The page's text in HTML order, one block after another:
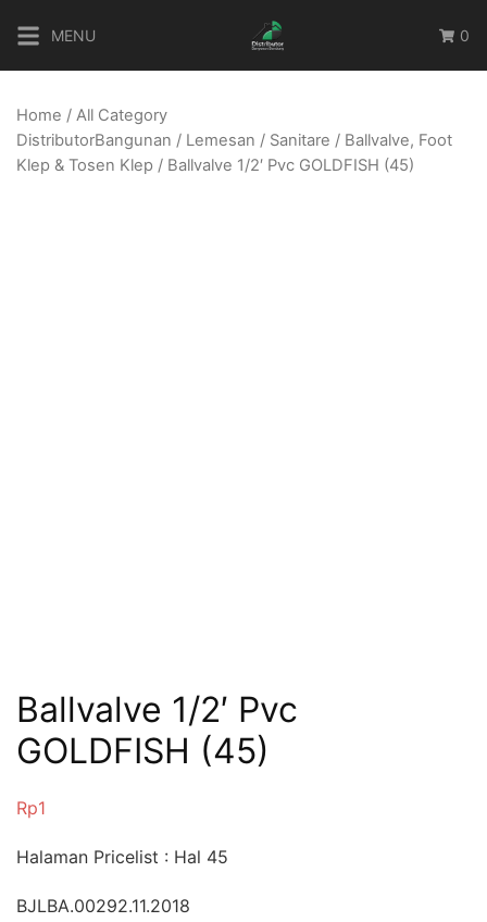
content
MENU 0
Home / All Category
DistributorBangunan / Lemesan / Sanitare / Ballvalve, Foot
Klep & Tosen Klep / Ballvalve 1/2′ Pvc GOLDFISH (45)
Ballvalve 1/2′ Pvc
GOLDFISH (45)
Rp1
Halaman Pricelist : Hal 45
BJLBA.00292.11.2018